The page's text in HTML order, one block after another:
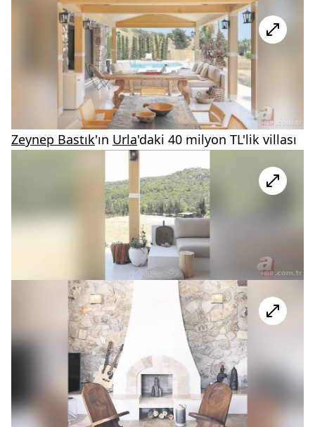
Zeynep Bastık'ın Urla'daki 40 milyon TL'lik villası